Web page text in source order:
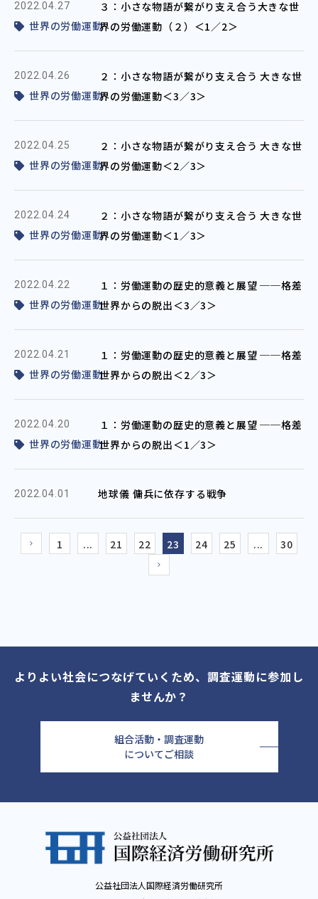
2022.04.27
世界の労働運動
３：小さな物語が繋がり支え合う大きな世
界の労働運動（２）＜1／2＞
2022.04.26
世界の労働運動
２：小さな物語が繋がり支え合う 大きな世
界の労働運動＜3／3＞
2022.04.25
世界の労働運動
２：小さな物語が繋がり支え合う 大きな世
界の労働運動＜2／3＞
2022.04.24
世界の労働運動
２：小さな物語が繋がり支え合う 大きな世
界の労働運動＜1／3＞
2022.04.22
世界の労働運動
１：労働運動の歴史的意義と展望 ──格差
世界からの脱出＜3／3＞
2022.04.21
世界の労働運動
１：労働運動の歴史的意義と展望 ──格差
世界からの脱出＜2／3＞
2022.04.20
世界の労働運動
１：労働運動の歴史的意義と展望 ──格差
世界からの脱出＜1／3＞
2022.04.01 地球儀 傭兵に依存する戦争
1 ... 21 22 23 24 25 ... 30
よりよい社会につなげていくため、調査運動に参加し
ませんか？
組合活動・調査運動
についてご相談
公益社団法人国際経済労働研究所